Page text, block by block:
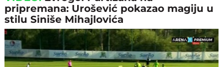
pripremana: Urošević pokazao magiju u
stilu Siniše Mihajlovića